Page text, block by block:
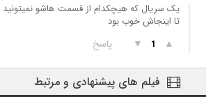
یک سریال که هیچکدام از قسمت هاشو
تا اینجاش خوب بود
▲
1
▼ پاسخ
فیلم های پیشنهادی و مرتبط